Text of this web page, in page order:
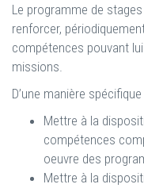
Le programme de
renforcer,
compétences pouvant
missions.
D’une manière spécifique
Mettre à la
compétences
oeuvre des
Mettre à la